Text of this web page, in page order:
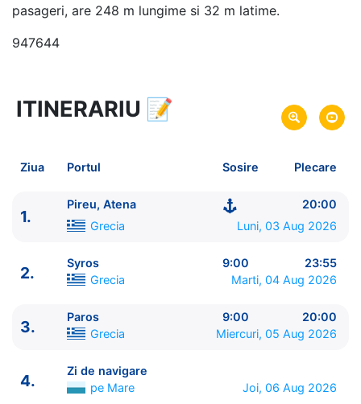
pasageri, are 248 m lungime si 32 m latime.
947644
15 zile vacanta de croaziera in
Marea Mediterana de Est -
Plecare pe 03 Aug 2026 din Pireu, Atena, Grecia
Explora Journeys
ITINERARIU 📝
Ziua Portul Sosire Plecare
1.
Pireu, Atena
20:00
Grecia
Luni, 03 Aug 2026
2.
Syros 9:00
23:55
Grecia
Marti, 04 Aug 2026
3.
Paros 9:00
20:00
Grecia
Miercuri, 05 Aug 2026
4.
Zi de navigare
pe Mare
Joi, 06 Aug 2026